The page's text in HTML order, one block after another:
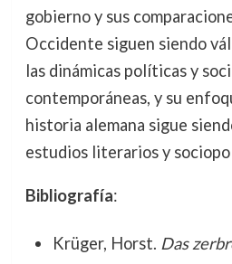
gobierno y sus
Occidente siguen siendo
las dinámicas políticas y
contemporáneas, y su
historia alemana sigue
estudios literarios y
Bibliografía:
Krüger, Horst. Das